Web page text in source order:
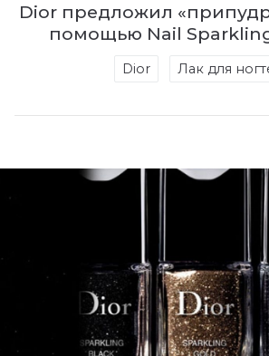
Dior предложил
помощью Nail
Dior Лак для